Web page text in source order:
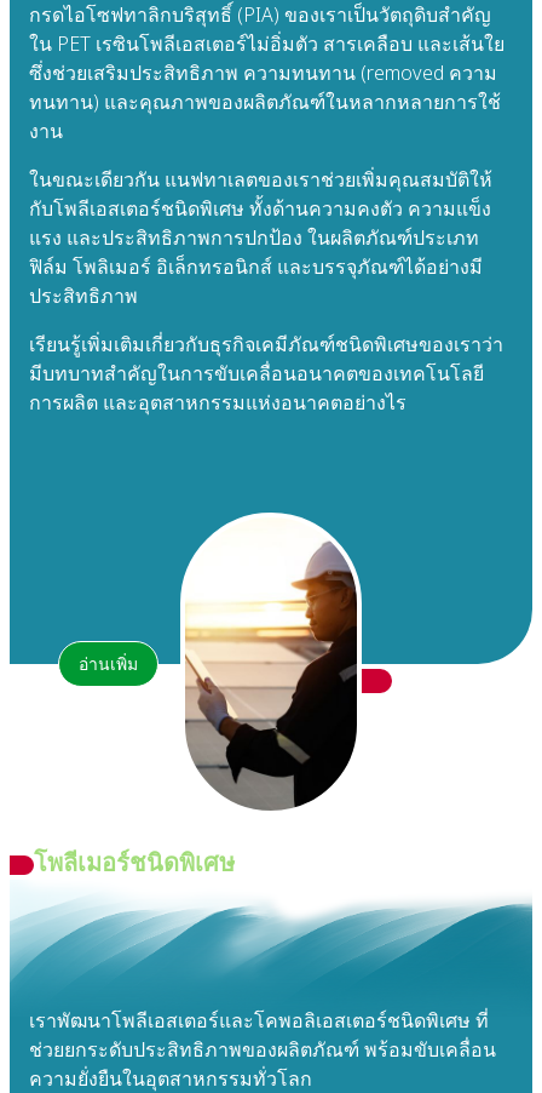
กรดไอโซฟทาลิกบริสุทธิ์ (PIA) ของเราเป็นวัตถุดิบสำคัญ
ใน PET เรซินโพลีเอสเตอร์ไม่อิ่มตัว สารเคลือบ และเส้นใย
ซึ่งช่วยเสริมประสิทธิภาพ ความทนทาน (removed ความ
ทนทาน) และคุณภาพของผลิตภัณฑ์ในหลากหลายการใช้
งาน
ในขณะเดียวกัน แนฟทาเลตของเราช่วยเพิ่มคุณสมบัติให้
กับโพลีเอสเตอร์ชนิดพิเศษ ทั้งด้านความคงตัว ความแข็ง
แรง และประสิทธิภาพการปกป้อง ในผลิตภัณฑ์ประเภท
ฟิล์ม โพลิเมอร์ อิเล็กทรอนิกส์ และบรรจุภัณฑ์ได้อย่างมี
ประสิทธิภาพ
เรียนรู้เพิ่มเติมเกี่ยวกับธุรกิจเคมีภัณฑ์ชนิดพิเศษของเราว่า
มีบทบาทสำคัญในการขับเคลื่อนอนาคตของเทคโนโลยี
การผลิต และอุตสาหกรรมแห่งอนาคตอย่างไร
อ่านเพิ่ม
โพลีเมอร์ชนิดพิเศษ
เราพัฒนาโพลีเอสเตอร์และโคพอลิเอสเตอร์ชนิดพิเศษ ที่
ช่วยยกระดับประสิทธิภาพของผลิตภัณฑ์ พร้อมขับเคลื่อน
ความยั่งยืนในอุตสาหกรรมทั่วโลก